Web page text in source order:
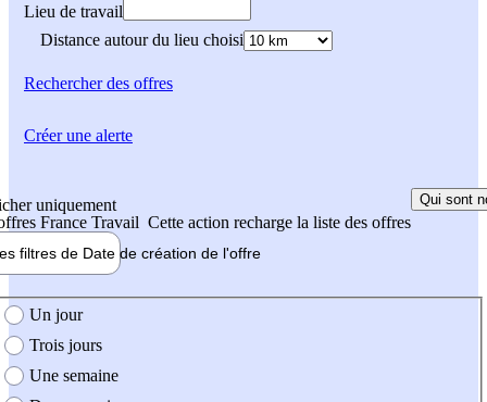
Lieu de travail
Distance autour du lieu choisi
Rechercherdes offres
uniquement
France Travail Cette action recharge la liste des offres
Qui sont
filtres de Date de création de l'offre
création de l'offre
Un jour
Trois jours
Une semaine
Créer une alerte